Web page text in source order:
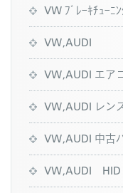
VW ﾌﾞﾚｰｷﾁｭｰﾆﾝ
VW,AUDI
VW,AUDI エア
VW,AUDI レン
VW,AUDI 中古
VW,AUDI HID